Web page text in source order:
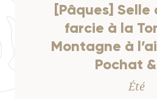
[Pâques] Selle
farcie à la
Montagne à
Pochat
Été